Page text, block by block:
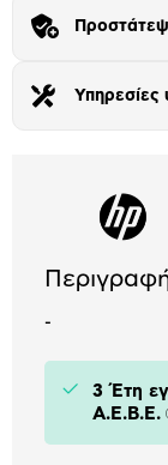
Υπηρεσίες
-
3 Έτη
A.E.B.E.